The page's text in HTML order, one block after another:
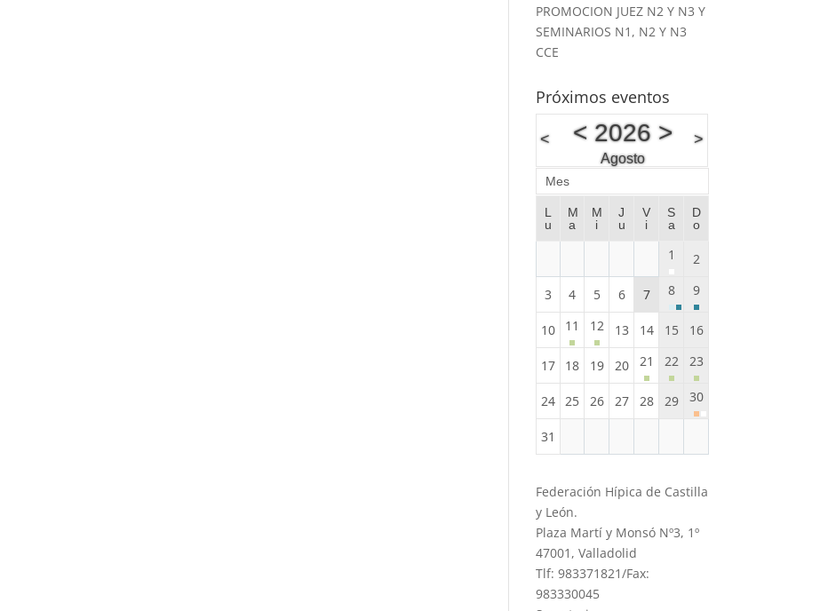
PROMOCION JUEZ N2 Y N3 Y
SEMINARIOS N1, N2 Y N3
CCE
Próximos eventos
< <2026 >
Agosto
>
Mes
L
u
M
a
M
i
J
u
V
i
S
a
D
o
1 2
3 4 5 6 7 8 9
10 11 12 13 14 15 16
17 18 19 20 21 22 23
24 25 26 27 28 29 30
31
Federación Hípica de Castilla
y León.
Plaza Martí y Monsó Nº3, 1º
47001, Valladolid
Tlf: 983371821/Fax:
983330045